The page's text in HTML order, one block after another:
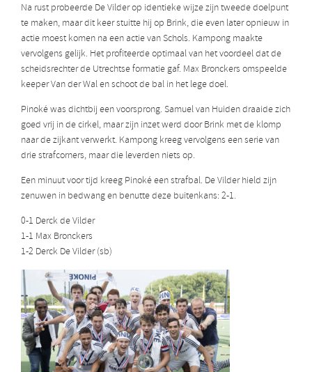
Na rust probeerde De Vilder op identieke wijze zijn tweede doelpunt
te maken, maar dit keer stuitte hij op Brink, die even later opnieuw in
actie moest komen na een actie van Schols. Kampong maakte
vervolgens gelijk. Het profiteerde optimaal van het voordeel dat de
scheidsrechter de Utrechtse formatie gaf. Max Bronckers omspeelde
keeper Van der Wal en schoot de bal in het lege doel.
Pinoké was dichtbij een voorsprong. Samuel van Huiden draaide zich
goed vrij in de cirkel, maar zijn inzet werd door Brink met de klomp
naar de zijkant verwerkt. Kampong kreeg vervolgens een serie van
drie strafcorners, maar die leverden niets op.
Een minuut voor tijd kreeg Pinoké een strafbal. De Vilder hield zijn
zenuwen in bedwang en benutte deze buitenkans: 2-1.
0-1 Derck de Vilder
1-1 Max Bronckers
1-2 Derck De Vilder (sb)